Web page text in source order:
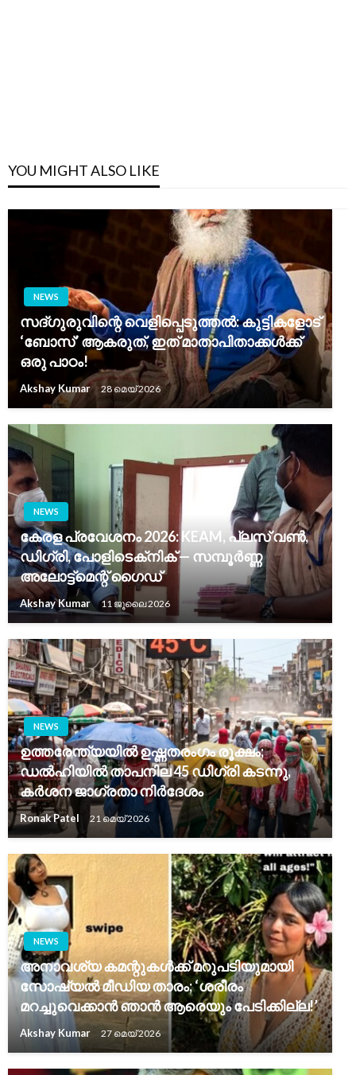
YOU MIGHT ALSO LIKE
NEWS
സദ്ഗുരുവിന്റെ വെളിപ്പെടുത്തൽ: കുട്ടികളോട്
‘ബോസ്’ ആകരുത്, ഇത് മാതാപിതാക്കൾക്ക്
ഒരു പാഠം!
Akshay Kumar 28 മെയ്‌ 2026
NEWS
കേരള പ്രവേശനം 2026: KEAM, പ്ലസ് വൺ,
ഡിഗ്രി, പോളിടെക്‌നിക് — സമ്പൂർണ്ണ
അലോട്ട്‌മെന്റ് ഗൈഡ്
Akshay Kumar 11 ജൂലൈ 2026
NEWS
ഉത്തരേന്ത്യയിൽ ഉഷ്ണതരംഗം രൂക്ഷം;
ഡൽഹിയിൽ താപനില 45 ഡിഗ്രി കടന്നു,
കർശന ജാഗ്രതാ നിർദേശം
Ronak Patel 21 മെയ്‌ 2026
NEWS
അനാവശ്യ കമന്റുകൾക്ക് മറുപടിയുമായി
സോഷ്യൽ മീഡിയ താരം; ‘ശരീരം
മറച്ചുവെക്കാൻ ഞാൻ ആരെയും പേടിക്കില്ല!’
Akshay Kumar 27 മെയ്‌ 2026